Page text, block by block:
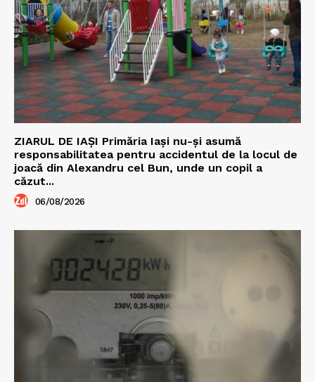
ZIARUL DE IAȘI Primăria Iași nu-și asumă
responsabilitatea pentru accidentul de la locul de
joacă din Alexandru cel Bun, unde un copil a
căzut...
06/08/2026